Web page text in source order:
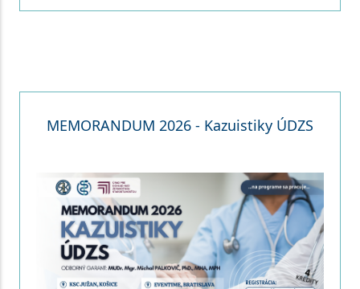
MEMORANDUM 2026 - Kazuistiky ÚDZS